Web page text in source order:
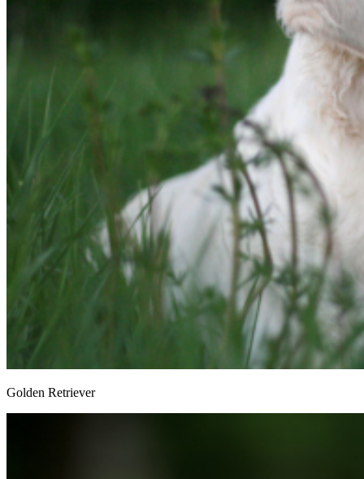
Golden Retriever